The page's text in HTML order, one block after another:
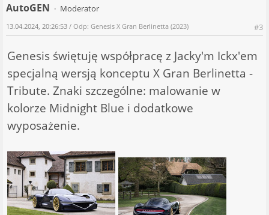
AutoGEN
Moderator
#3
13.04.2024, 20:26:53 / Odp: Genesis X Gran Berlinetta (2023)
Genesis świętuję współpracę z Jacky'm Ickx'em
specjalną wersją konceptu X Gran Berlinetta -
Tribute. Znaki szczególne: malowanie w
kolorze Midnight Blue i dodatkowe
wyposażenie.